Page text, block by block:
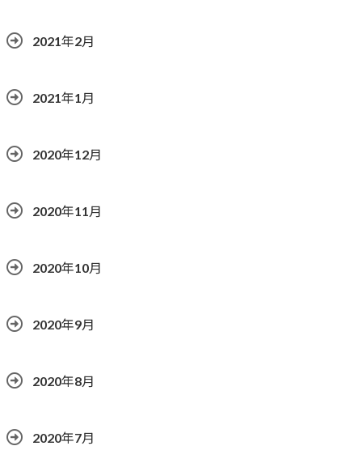
2021年2月
2021年1月
2020年12月
2020年11月
2020年10月
2020年9月
2020年8月
2020年7月